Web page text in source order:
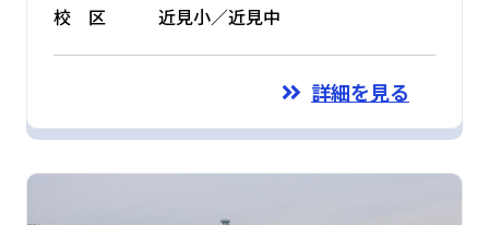
校 区
近見小／近見中
詳細を見る